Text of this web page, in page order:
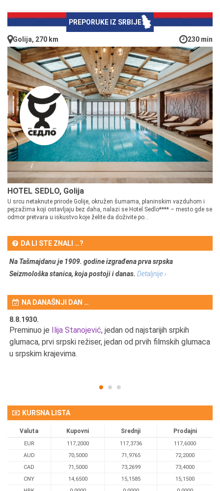
PREPORUKE IZ SRBIJE
Golija, 270 km 230 min
HOTEL SEDLO, Golija
U srcu netaknute prirode Golije, okružen šumama, planinskim vazduhom i
pejzažima koji ostavljaju bez daha, nalazi se Hotel Sedlo**** – mesto gde se
odmor pretvara u iskustvo koje želite da doživite po...
DA LI STE ZNALI …?
Na Tašmajdanu je 1909. godine izgrađena prva srpska
Seizmološka stanica, koja postoji i danas. Detaljnije ›
NA DANAŠNJI DAN …
8.8.1930.
Preminuo je Ilija Stanojević, jedan od najstarijih srpkih
glumaca, prvi srpski režiser, jedan od prvih filmskih glumaca
u srpskim krajevima.
KURSNA LISTA
Valuta Kupovni Srednji Prodajni
EUR 117,2000 117,3736
117,6000
AUD
70,5000 71,9765
72,2000
CAD
71,5000 73,2699
73,4000
CNY
14,6500 15,1585
15,1500